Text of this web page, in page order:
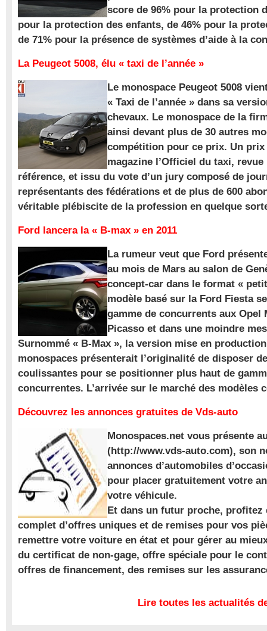
score de 96% pour la protection
pour la protection des enfants, de 46% pour la
de 71% pour la présence de systèmes d’aide à la
La Peugeot 5008, élu « taxi de l’année »
Le monospace Peugeot 5008
« Taxi de l’année » dans sa
chevaux. Le monospace de la
ainsi devant plus de 30 autres
compétition pour ce prix. Un
magazine l’Officiel du taxi,
référence, et issu du vote d’un jury composé de
représentants des fédérations et de plus de 600
véritable plébiscite de la profession en quelque
Ford lancera la « B-max » en 2011
La rumeur veut que Ford
au mois de Mars au salon de
concept-car dans le format «
modèle basé sur la Ford Fiesta
gamme de concurrents aux Opel
Picasso et dans une moindre
Surnommé « B-Max », la version mise en
monospaces présenterait l’originalité de disposer
coulissantes pour se positionner plus haut de
concurrentes. L’arrivée sur le marché des modèles
Découvrez les annonces gratuites de Vds-auto
Monospaces.net vous présente
(http://www.vds-auto.com), son
annonces d’automobiles
pour placer gratuitement votre
votre véhicule.
Et dans un futur proche, profitez
complet d’offres uniques et de remises pour vos
remettre votre voiture en état et pour gérer au
du certificat de non-gage, offre spéciale pour le
offres de financement, des remises sur les
Lire toutes les actualités